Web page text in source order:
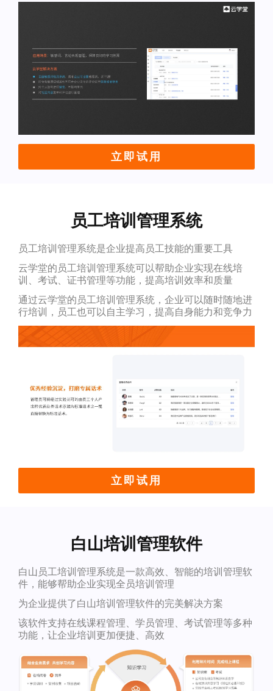
立即试用
员工培训管理系统
员工培训管理系统是企业提高员工技能的重要工具
云学堂的员工培训管理系统可以帮助企业实现在线培
训、考试、证书管理等功能，提高培训效率和质量
通过云学堂的员工培训管理系统，企业可以随时随地进
行培训，员工也可以自主学习，提高自身能力和竞争力
立即试用
白山培训管理软件
白山员工培训管理系统是一款高效、智能的培训管理软
件，能够帮助企业实现全员培训管理
为企业提供了白山培训管理软件的完美解决方案
该软件支持在线课程管理、学员管理、考试管理等多种
功能，让企业培训更加便捷、高效